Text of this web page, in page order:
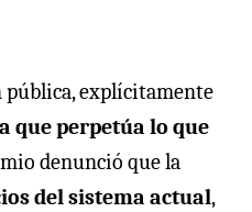
pública, explícitamente
que perpetúa lo que
denunció que la
del sistema actual,